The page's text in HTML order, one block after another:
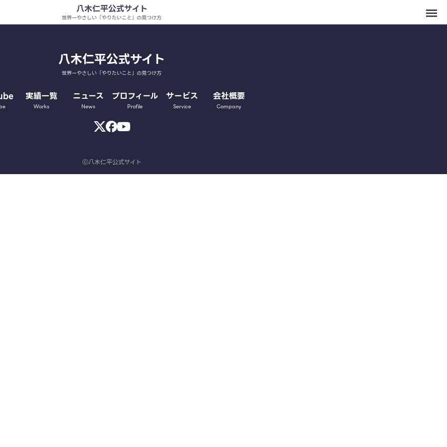
八木仁平公式サイト
世界一やさしい「やりたいこと」の見つけ方
八木仁平公式サイト
世界一やさしい「やりたいこと」の見つけ方
実績一覧
Works
ニュース
News
プロフィール
Profile
サービス
Service
会社概要
Company
ⓒ八木仁平公式サイト